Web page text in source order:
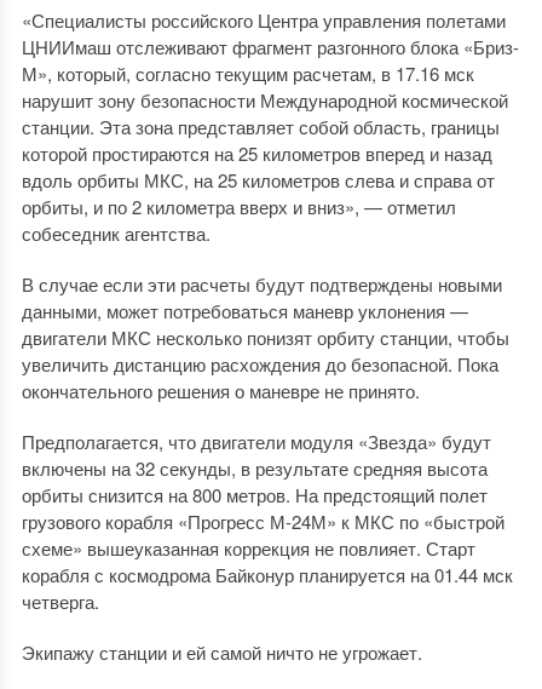
«Специалисты российского Центра управления полетами
ЦНИИмаш отслеживают фрагмент разгонного блока «Бриз-
М», который, согласно текущим расчетам, в 17.16 мск
нарушит зону безопасности Международной космической
станции. Эта зона представляет собой область, границы
которой простираются на 25 километров вперед и назад
вдоль орбиты МКС, на 25 километров слева и справа от
орбиты, и по 2 километра вверх и вниз», — отметил
собеседник агентства.
В случае если эти расчеты будут подтверждены новыми
данными, может потребоваться маневр уклонения —
двигатели МКС несколько понизят орбиту станции, чтобы
увеличить дистанцию расхождения до безопасной. Пока
окончательного решения о маневре не принято.
Предполагается, что двигатели модуля «Звезда» будут
включены на 32 секунды, в результате средняя высота
орбиты снизится на 800 метров. На предстоящий полет
грузового корабля «Прогресс М-24М» к МКС по «быстрой
схеме» вышеуказанная коррекция не повлияет. Старт
корабля с космодрома Байконур планируется на 01.44 мск
четверга.
Экипажу станции и ей самой ничто не угрожает.